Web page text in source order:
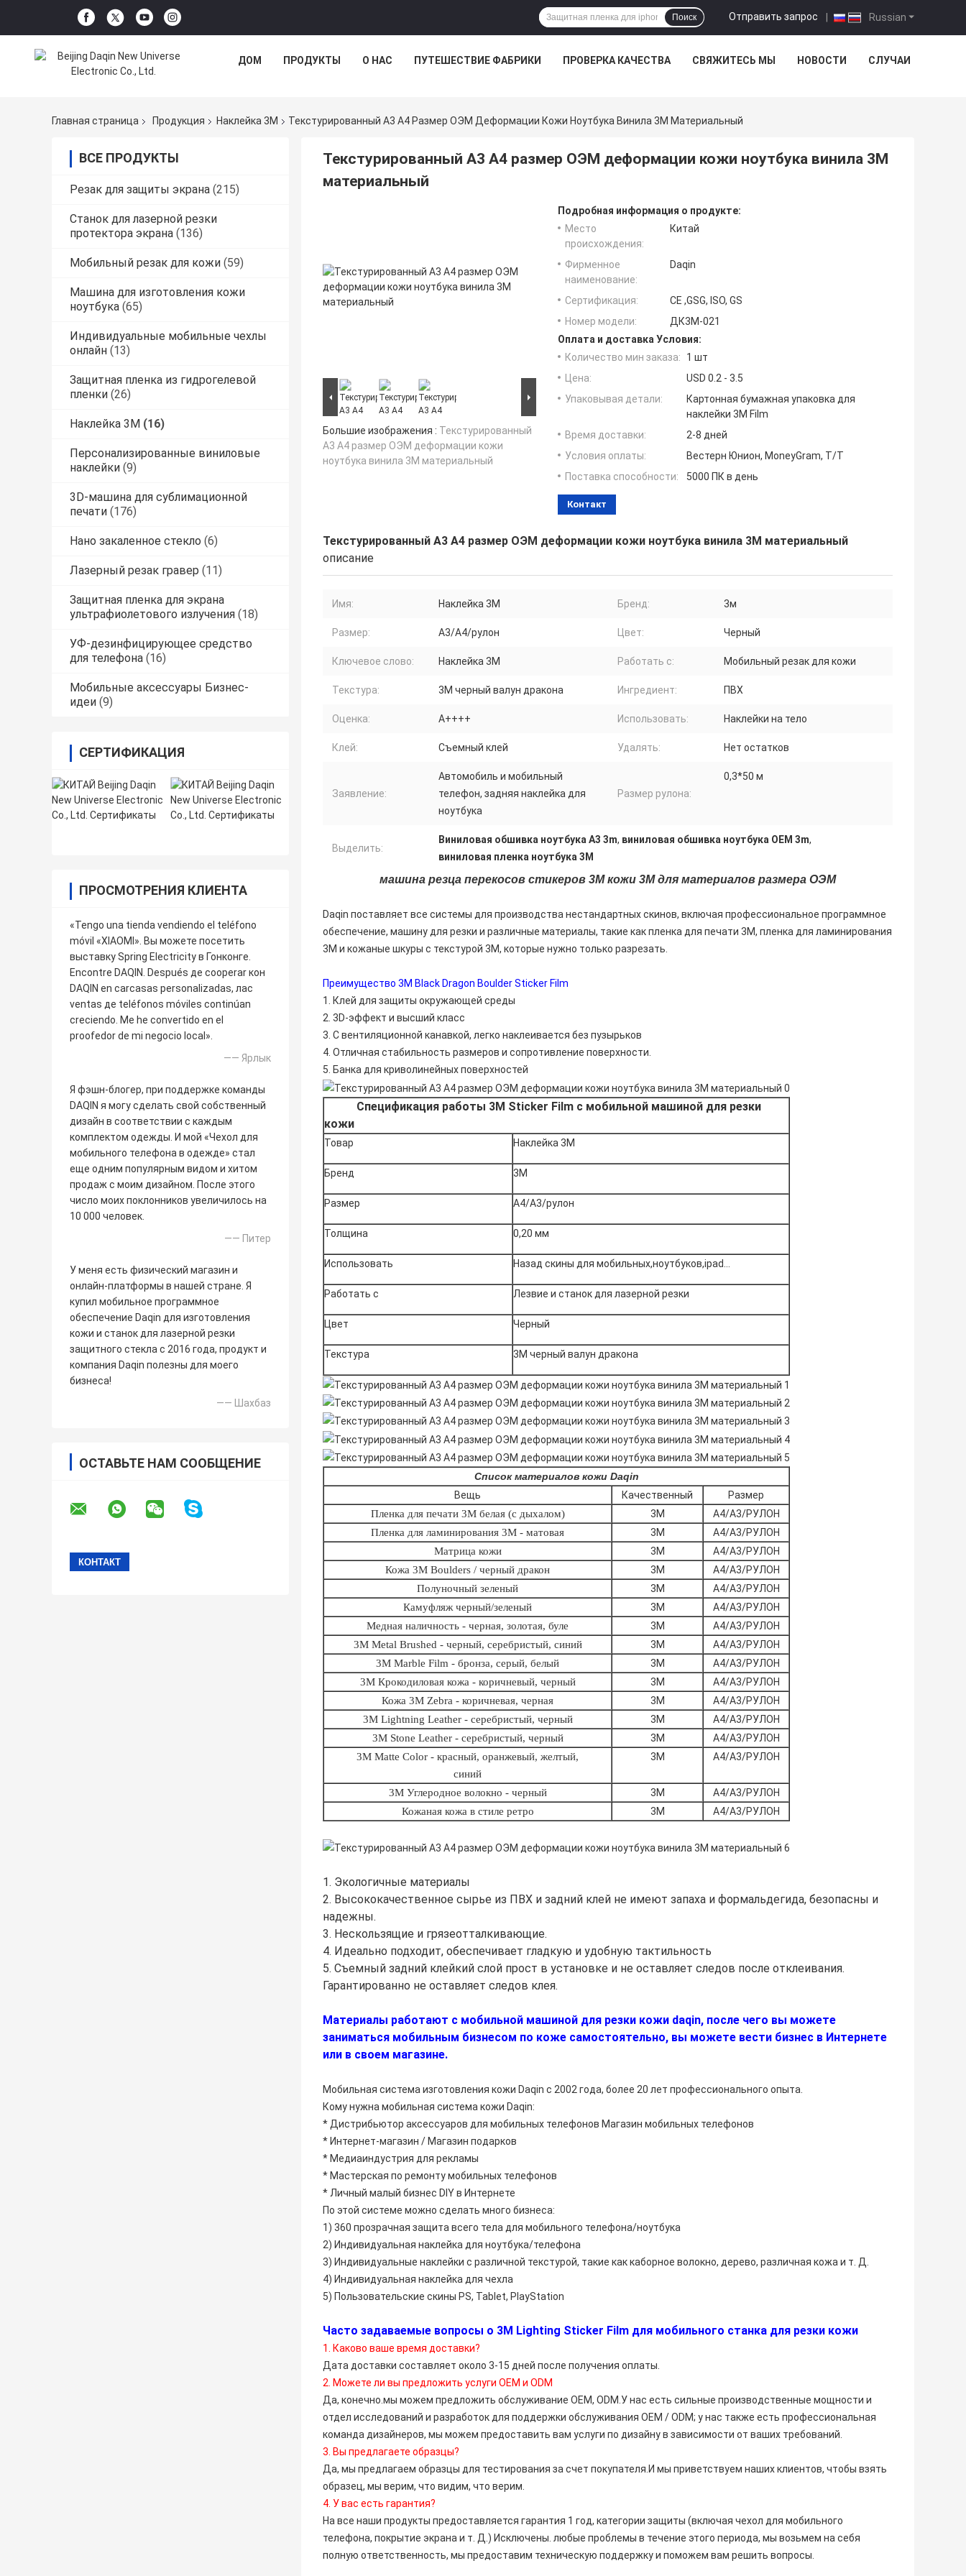
Russian
Отправить запрос |
Поиск
ДОМ ПРОДУКТЫ О НАС ПУТЕШЕСТВИЕ ФАБРИКИ ПРОВЕРКА КАЧЕСТВА СВЯЖИТЕСЬ МЫ НОВОСТИ СЛУЧАИ
Главная страница Продукция Наклейка 3M Текстурированный А3 А4 Размер ОЭМ Деформации Кожи Ноутбука Винила 3М Материальный
ВСЕ ПРОДУКТЫ
Резак для защиты экрана (215)
Станок для лазерной резки
протектора экрана (136)
Мобильный резак для кожи (59)
Машина для изготовления кожи
ноутбука (65)
Индивидуальные мобильные чехлы
онлайн (13)
Защитная пленка из гидрогелевой
пленки (26)
Наклейка 3M (16)
Персонализированные виниловые
наклейки (9)
3D-машина для сублимационной
печати (176)
Нано закаленное стекло (6)
Лазерный резак гравер (11)
Защитная пленка для экрана
ультрафиолетового излучения (18)
УФ-дезинфицирующее средство
для телефона (16)
Мобильные аксессуары Бизнес-
идеи (9)
СЕРТИФИКАЦИЯ
ПРОСМОТРЕНИЯ КЛИЕНТА
«Tengo una tienda vendiendo el teléfono
móvil «XIAOMI». Вы можете посетить
выставку Spring Electricity в Гонконге.
Encontre DAQIN. Después де cooperar кон
DAQIN en carcasas personalizadas, лас
ventas де teléfonos móviles continúan
creciendo. Me he convertido en el
proofedor de mi negocio local».
—— Ярлык
Я фэшн-блогер, при поддержке команды
DAQIN я могу сделать свой собственный
дизайн в соответствии с каждым
комплектом одежды. И мой «Чехол для
мобильного телефона в одежде» стал
еще одним популярным видом и хитом
продаж с моим дизайном. После этого
число моих поклонников увеличилось на
10 000 человек.
—— Питер
У меня есть физический магазин и
онлайн-платформы в нашей стране. Я
купил мобильное программное
обеспечение Daqin для изготовления
кожи и станок для лазерной резки
защитного стекла с 2016 года, продукт и
компания Daqin полезны для моего
бизнеса!
—— Шахбаз
ОСТАВЬТЕ НАМ СООБЩЕНИЕ
Текстурированный А3 А4 размер ОЭМ деформации кожи ноутбука винила 3М
материальный
Большие изображения : Текстурированный
А3 А4 размер ОЭМ деформации кожи
ноутбука винила 3М материальный
Подробная информация о продукте:
Место
происхождения:
Китай
Фирменное
наименование:
Daqin
Сертификация:
CE ,GSG, ISO, GS
Номер модели:
ДК3М-021
Оплата и доставка Условия:
Количество мин заказа:
1 шт
Цена:
USD 0.2 - 3.5
Упаковывая детали:
Картонная бумажная упаковка для
наклейки 3M Film
Время доставки:
2-8 дней
Условия оплаты:
Вестерн Юнион, MoneyGram, Т/Т
Поставка способности:
5000 ПК в день
Контакт
Текстурированный А3 А4 размер ОЭМ деформации кожи ноутбука винила 3М материальный
описание
Имя: Наклейка 3M Бренд: 3м
Размер: А3/А4/рулон Цвет: Черный
Ключевое слово: Наклейка 3M Работать с: Мобильный резак для кожи
Текстура: 3M черный валун дракона Ингредиент: ПВХ
Оценка: А++++ Использовать: Наклейки на тело
Клей: Съемный клей Удалять: Нет остатков
Заявление:
Автомобиль и мобильный
телефон, задняя наклейка для
ноутбука
Размер рулона:
0,3*50 м
Выделить:
Виниловая обшивка ноутбука A3 3m, виниловая обшивка ноутбука OEM 3m,
виниловая пленка ноутбука 3M
машина резца перекосов стикеров 3М кожи 3М для материалов размера ОЭМ
Daqin поставляет все системы для производства нестандартных скинов, включая профессиональное программное
обеспечение, машину для резки и различные материалы, такие как пленка для печати 3M, пленка для ламинирования
3M и кожаные шкуры с текстурой 3M, которые нужно только разрезать.
Преимущество 3M Black Dragon Boulder Sticker Film
1. Клей для защиты окружающей среды
2. 3D-эффект и высший класс
3. С вентиляционной канавкой, легко наклеивается без пузырьков
4. Отличная стабильность размеров и сопротивление поверхности.
5. Банка для криволинейных поверхностей
Спецификация работы 3M Sticker Film с мобильной машиной для резки
кожи
Товар Наклейка 3M
Бренд 3М
Размер А4/А3/рулон
Толщина 0,20 мм
Использовать Назад скины для мобильных,ноутбуков,ipad…
Работать с Лезвие и станок для лазерной резки
Цвет Черный
Текстура 3M черный валун дракона
Список материалов кожи Daqin
Вещь
Качественный
Размер
Пленка для печати 3М белая (с дыхалом)
3М
A4/A3/РУЛОН
Пленка для ламинирования 3М - матовая
3М
A4/A3/РУЛОН
Матрица кожи
3М
A4/A3/РУЛОН
Кожа 3M Boulders / черный дракон
3М
A4/A3/РУЛОН
Полуночный зеленый
3М
A4/A3/РУЛОН
Камуфляж черный/зеленый
3М
A4/A3/РУЛОН
Медная наличность - черная, золотая, буле
3М
A4/A3/РУЛОН
3M Metal Brushed - черный, серебристый, синий
3М
A4/A3/РУЛОН
3M Marble Film - бронза, серый, белый
3М
A4/A3/РУЛОН
3M Крокодиловая кожа - коричневый, черный
3М
A4/A3/РУЛОН
Кожа 3M Zebra - коричневая, черная
3М
A4/A3/РУЛОН
3M Lightning Leather - серебристый, черный
3М
A4/A3/РУЛОН
3M Stone Leather - серебристый, черный
3М
A4/A3/РУЛОН
3M Matte Color - красный, оранжевый, желтый,
синий
3М A4/A3/РУЛОН
3M Углеродное волокно - черный 3М
A4/A3/РУЛОН
Кожаная кожа в стиле ретро
3М A4/A3/РУЛОН
1. Экологичные материалы
2. Высококачественное сырье из ПВХ и задний клей не имеют запаха и формальдегида, безопасны и
надежны.
3. Нескользящие и грязеотталкивающие.
4. Идеально подходит, обеспечивает гладкую и удобную тактильность
5. Съемный задний клейкий слой прост в установке и не оставляет следов после отклеивания.
Гарантированно не оставляет следов клея.
Материалы работают с мобильной машиной для резки кожи daqin, после чего вы можете
заниматься мобильным бизнесом по коже самостоятельно, вы можете вести бизнес в Интернете
или в своем магазине.
Мобильная система изготовления кожи Daqin с 2002 года, более 20 лет профессионального опыта.
Кому нужна мобильная система кожи Daqin:
* Дистрибьютор аксессуаров для мобильных телефонов Магазин мобильных телефонов
* Интернет-магазин / Магазин подарков
* Медиаиндустрия для рекламы
* Мастерская по ремонту мобильных телефонов
* Личный малый бизнес DIY в Интернете
По этой системе можно сделать много бизнеса:
1) 360 прозрачная защита всего тела для мобильного телефона/ноутбука
2) Индивидуальная наклейка для ноутбука/телефона
3) Индивидуальные наклейки с различной текстурой, такие как каборное волокно, дерево, различная кожа и т. Д.
4) Индивидуальная наклейка для чехла
5) Пользовательские скины PS, Tablet, PlayStation
Часто задаваемые вопросы о 3M Lighting Sticker Film для мобильного станка для резки кожи
1. Каково ваше время доставки?
Дата доставки составляет около 3-15 дней после получения оплаты.
2. Можете ли вы предложить услуги OEM и ODM
Да, конечно.мы можем предложить обслуживание OEM, ODM.У нас есть сильные производственные мощности и
отдел исследований и разработок для поддержки обслуживания OEM / ODM; у нас также есть профессиональная
команда дизайнеров, мы можем предоставить вам услуги по дизайну в зависимости от ваших требований.
3. Вы предлагаете образцы?
Да, мы предлагаем образцы для тестирования за счет покупателя.И мы приветствуем наших клиентов, чтобы взять
образец, мы верим, что видим, что верим.
4. У вас есть гарантия?
На все наши продукты предоставляется гарантия 1 год, категории защиты (включая чехол для мобильного
телефона, покрытие экрана и т. Д.) Исключены. любые проблемы в течение этого периода, мы возьмем на себя
полную ответственность, мы предоставим техническую поддержку и поможем вам решить вопросы.